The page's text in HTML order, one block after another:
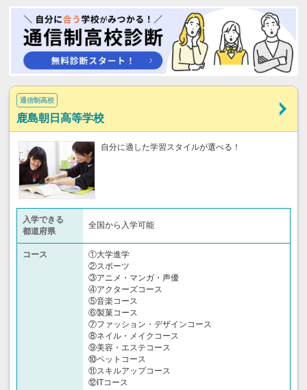
通信制高校
鹿島朝日高等学校
自分に適した学習スタイルが選べる！
入学できる
都道府県
全国から入学可能
コース
①大学進学
②スポーツ
③アニメ・マンガ・声優
④アクターズコース
⑤音楽コース
⑥製菓コース
⑦ファッション・デザインコース
⑧ネイル・メイクコース
⑨美容・エステコース
⑩ペットコース
⑪スキルアップコース
⑫ITコース